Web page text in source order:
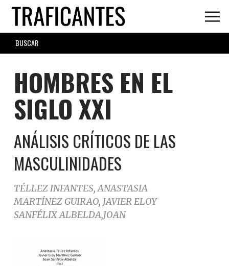
Skip
main
content
SEARCH
FORM
HOMBRES EN EL
SIGLO XXI
ANÁLISIS CRÍTICOS DE LAS
MASCULINIDADES
TÉLLEZ INFANTES, ANASTASIA
MARTÍNEZ GUIRAO, JAVIER ELOY
SANFÉLIX ALBELDA,JOAN